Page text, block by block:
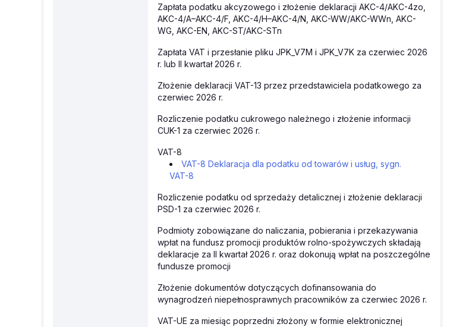
Zapłata podatku akcyzowego i złożenie deklaracji AKC-4/AKC-4zo,
AKC-4/A–AKC-4/F, AKC-4/H–AKC-4/N, AKC-WW/AKC-WWn, AKC-
WG, AKC-EN, AKC-ST/AKC-STn
Zapłata VAT i przesłanie pliku JPK_V7M i JPK_V7K za czerwiec 2026
r. lub II kwartał 2026 r.
Złożenie deklaracji VAT-13 przez przedstawiciela podatkowego za
czerwiec 2026 r.
Rozliczenie podatku cukrowego należnego i złożenie informacji
CUK-1 za czerwiec 2026 r.
VAT-8
VAT-8 Deklaracja dla podatku od towarów i usług, sygn.
VAT-8
Rozliczenie podatku od sprzedaży detalicznej i złożenie deklaracji
PSD-1 za czerwiec 2026 r.
Podmioty zobowiązane do naliczania, pobierania i przekazywania
wpłat na fundusz promocji produktów rolno-spożywczych składają
deklaracje za II kwartał 2026 r. oraz dokonują wpłat na poszczególne
fundusze promocji
Złożenie dokumentów dotyczących dofinansowania do
wynagrodzeń niepełnosprawnych pracowników za czerwiec 2026 r.
VAT-UE za miesiąc poprzedni złożony w formie elektronicznej